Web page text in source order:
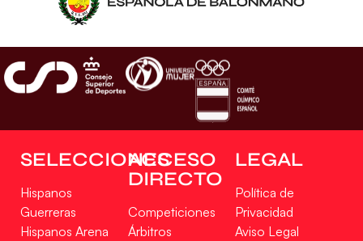
SELECCIONES
Hispanos
Guerreras
Hispanos Arena
ACCESO
DIRECTO
Competiciones
Árbitros
LEGAL
Política de
Privacidad
Aviso Legal